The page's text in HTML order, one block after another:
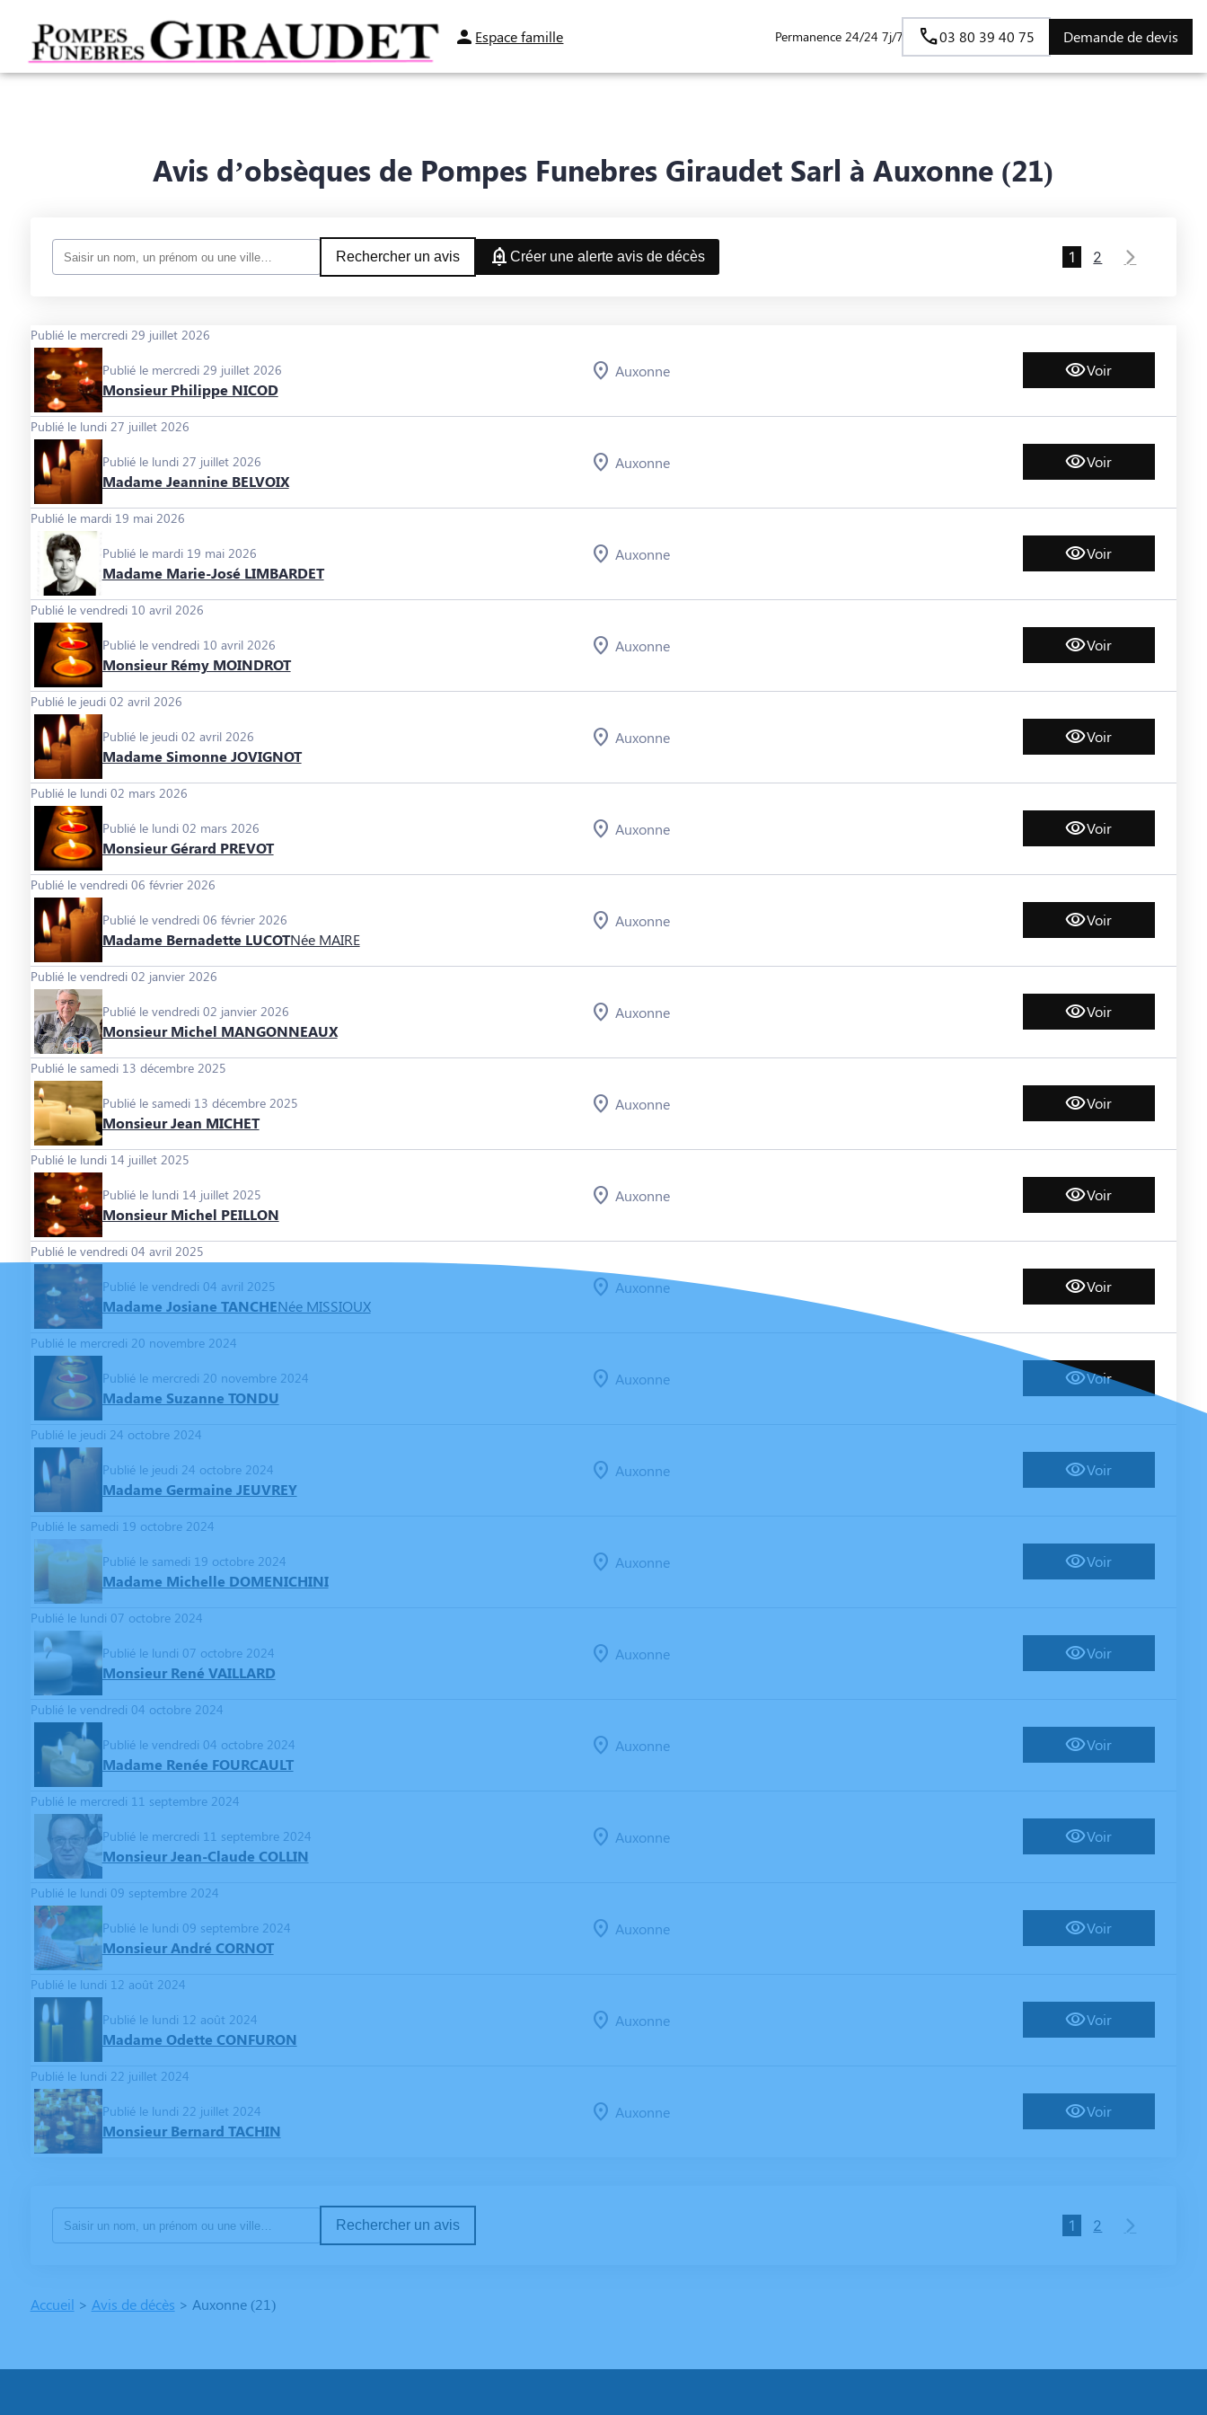
Espace famille Permanence 24/24 7j/7 03 80 39 40 75 Demande de devis
NOS SERVICES NOS AGENCES CHAMBRES FUNERAIRES ESPACES HOMMAGES
Avis d’obsèques de Pompes Funebres Giraudet Sarl à Auxonne (21)
Rechercher un avis Créer une alerte avis de décès 1 2
Publié le mercredi 29 juillet 2026
Publié le mercredi 29 juillet 2026
Monsieur Philippe NICOD
Auxonne Voir
Publié le lundi 27 juillet 2026
Publié le lundi 27 juillet 2026
Madame Jeannine BELVOIX
Auxonne Voir
Publié le mardi 19 mai 2026
Publié le mardi 19 mai 2026
Madame Marie-José LIMBARDET
Auxonne Voir
Publié le vendredi 10 avril 2026
Publié le vendredi 10 avril 2026
Monsieur Rémy MOINDROT
Auxonne Voir
Publié le jeudi 02 avril 2026
Publié le jeudi 02 avril 2026
Madame Simonne JOVIGNOT
Auxonne Voir
Publié le lundi 02 mars 2026
Publié le lundi 02 mars 2026
Monsieur Gérard PREVOT
Auxonne Voir
Publié le vendredi 06 février 2026
Publié le vendredi 06 février 2026
Madame Bernadette LUCOTNée MAIRE
Auxonne Voir
Publié le vendredi 02 janvier 2026
Publié le vendredi 02 janvier 2026
Monsieur Michel MANGONNEAUX
Auxonne Voir
Publié le samedi 13 décembre 2025
Publié le samedi 13 décembre 2025
Monsieur Jean MICHET
Auxonne Voir
Publié le lundi 14 juillet 2025
Publié le lundi 14 juillet 2025
Monsieur Michel PEILLON
Auxonne Voir
Publié le vendredi 04 avril 2025
Publié le vendredi 04 avril 2025
Madame Josiane TANCHENée MISSIOUX
Auxonne Voir
Publié le mercredi 20 novembre 2024
Publié le mercredi 20 novembre 2024
Madame Suzanne TONDU
Auxonne Voir
Publié le jeudi 24 octobre 2024
Publié le jeudi 24 octobre 2024
Madame Germaine JEUVREY
Auxonne Voir
Publié le samedi 19 octobre 2024
Publié le samedi 19 octobre 2024
Madame Michelle DOMENICHINI
Auxonne Voir
Publié le lundi 07 octobre 2024
Publié le lundi 07 octobre 2024
Monsieur René VAILLARD
Auxonne Voir
Publié le vendredi 04 octobre 2024
Publié le vendredi 04 octobre 2024
Madame Renée FOURCAULT
Auxonne Voir
Publié le mercredi 11 septembre 2024
Publié le mercredi 11 septembre 2024
Monsieur Jean-Claude COLLIN
Auxonne Voir
Publié le lundi 09 septembre 2024
Publié le lundi 09 septembre 2024
Monsieur André CORNOT
Auxonne Voir
Publié le lundi 12 août 2024
Publié le lundi 12 août 2024
Madame Odette CONFURON
Auxonne Voir
Publié le lundi 22 juillet 2024
Publié le lundi 22 juillet 2024
Monsieur Bernard TACHIN
Auxonne Voir
Rechercher un avis 1 2
Accueil > Avis de décès > Auxonne (21)